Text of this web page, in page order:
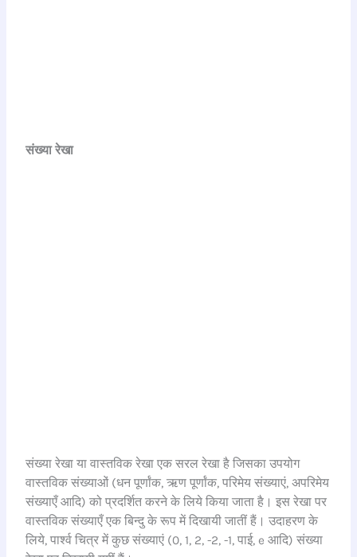
संख्या रेखा
संख्या रेखा या वास्तविक रेखा एक सरल रेखा है जिसका उपयोग
वास्तविक संख्याओं (धन पूर्णांक, ऋण पूर्णांक, परिमेय संख्याएं, अपरिमेय
संख्याएँ आदि) को प्रदर्शित करने के लिये किया जाता है। इस रेखा पर
वास्तविक संख्याएँ एक बिन्दु के रूप में दिखायी जातीं हैं। उदाहरण के
लिये, पार्श्व चित्र में कुछ संख्याएं (0, 1, 2, -2, -1, पाई, e आदि) संख्या